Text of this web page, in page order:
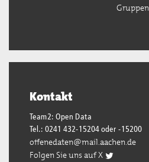
Gruppen
Kontakt
Team2: Open Data
Tel.: 0241 432-15204 oder -15200
offenedaten@mail.aachen.de
Folgen Sie uns auf X